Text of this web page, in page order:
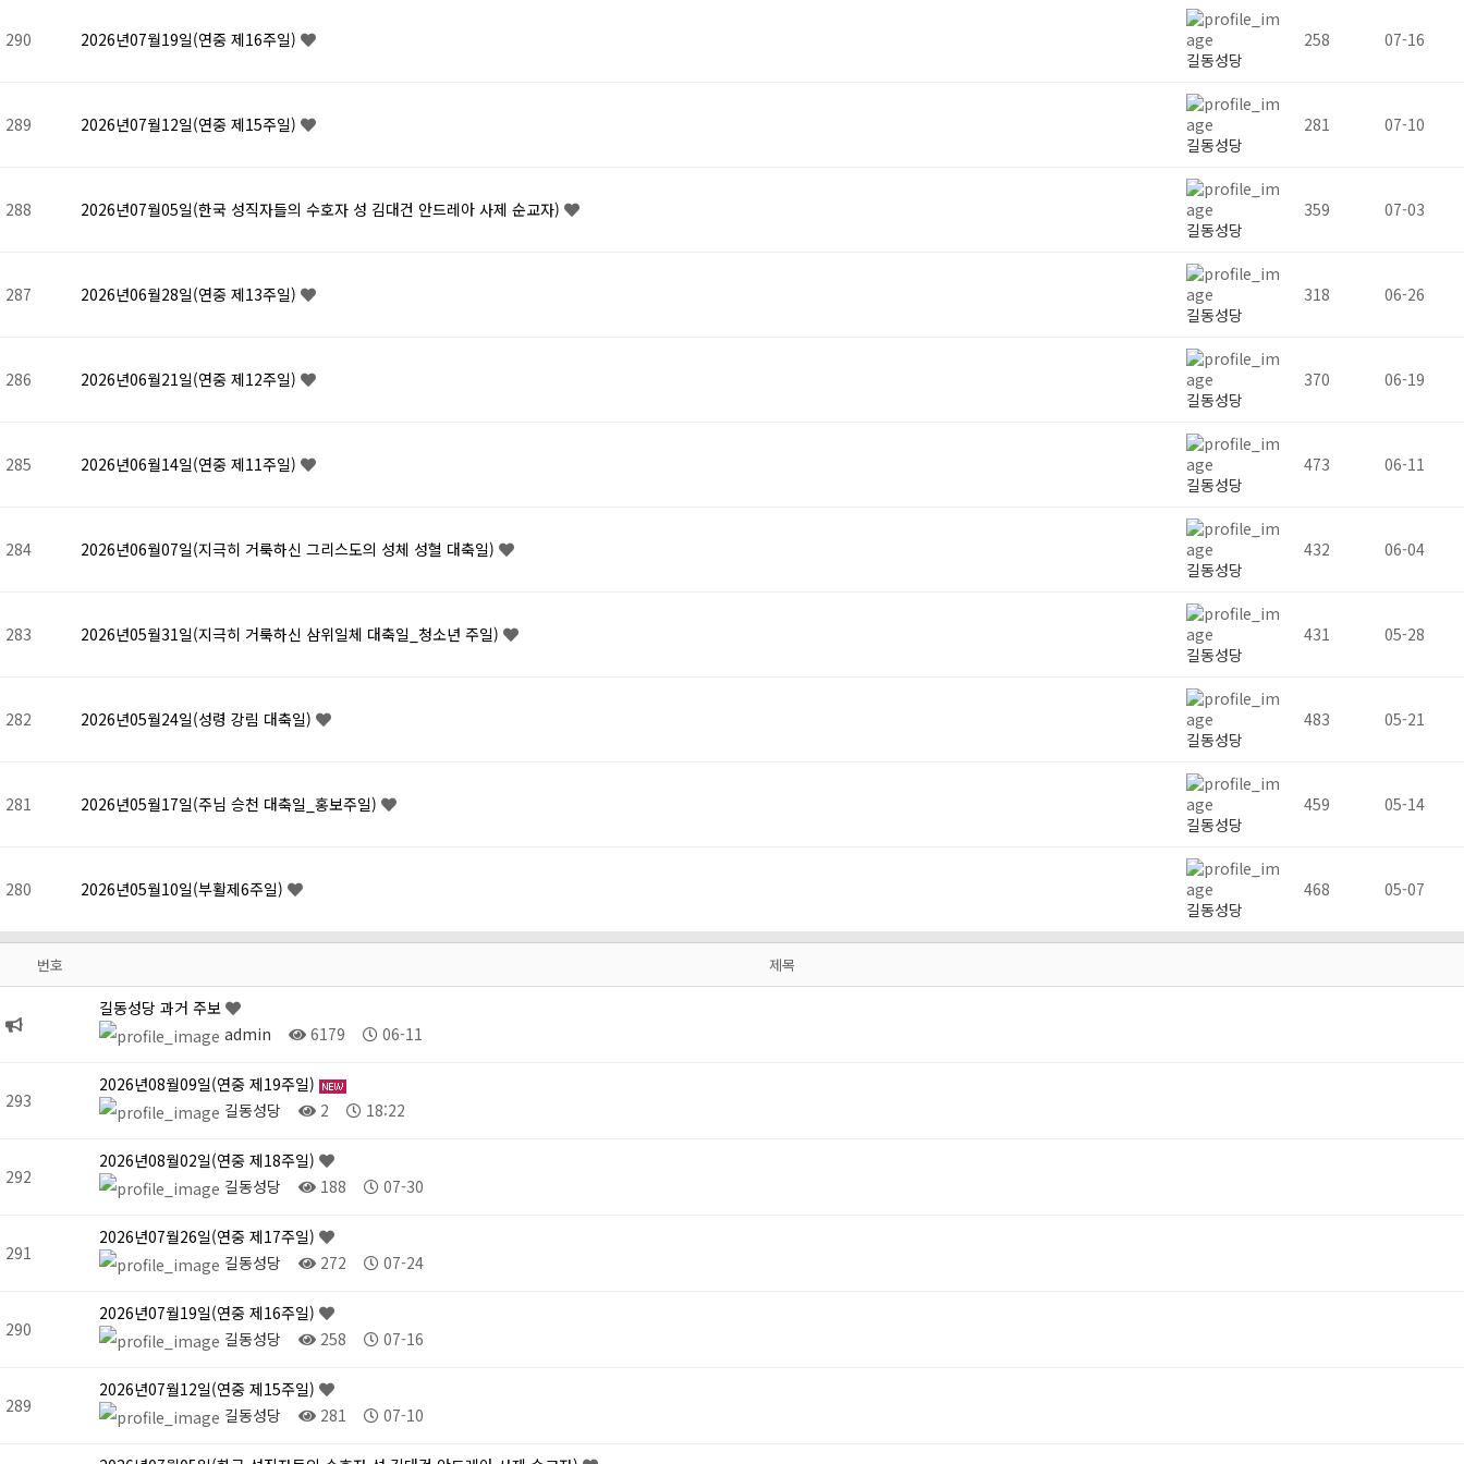
290
2026년07월19일(연중 제16주일)
길동성당
258 07-16
289
2026년07월12일(연중 제15주일)
길동성당
281 07-10
288
2026년07월05일(한국 성직자들의 수호자 성 김대건 안드레아 사제 순교자)
길동성당
359 07-03
287
2026년06월28일(연중 제13주일)
길동성당
318 06-26
286
2026년06월21일(연중 제12주일)
길동성당
370 06-19
285
2026년06월14일(연중 제11주일)
길동성당
473 06-11
284
2026년06월07일(지극히 거룩하신 그리스도의 성체 성혈 대축일)
길동성당
432 06-04
283
2026년05월31일(지극히 거룩하신 삼위일체 대축일_청소년 주일)
길동성당
431 05-28
282
2026년05월24일(성령 강림 대축일)
길동성당
483 05-21
281
2026년05월17일(주님 승천 대축일_홍보주일)
길동성당
459 05-14
280
2026년05월10일(부활제6주일)
길동성당
468 05-07
번호 제목
길동성당 과거 주보
admin
6179 06-11
293
2026년08월09일(연중 제19주일)
길동성당
2 18:22
292
2026년08월02일(연중 제18주일)
길동성당
188 07-30
291
2026년07월26일(연중 제17주일)
길동성당
272 07-24
290
2026년07월19일(연중 제16주일)
길동성당
258 07-16
289
2026년07월12일(연중 제15주일)
길동성당
281 07-10